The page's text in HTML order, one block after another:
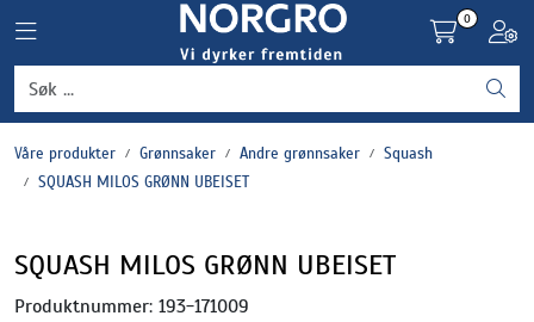
Toggle navigation
0
Våre produkter Grønnsaker Andre grønnsaker
Squash
SQUASH MILOS GRØNN UBEISET
SQUASH MILOS GRØNN UBEISET
Produktnummer: 193-171009
Grønnsaker
Settepotet og setteløk
Plantevern og nyttedyr